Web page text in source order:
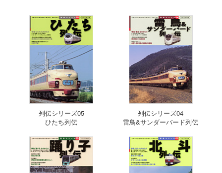
列伝シリーズ05
ひたち列伝
列伝シリーズ04
雷鳥&サンダーバード列伝